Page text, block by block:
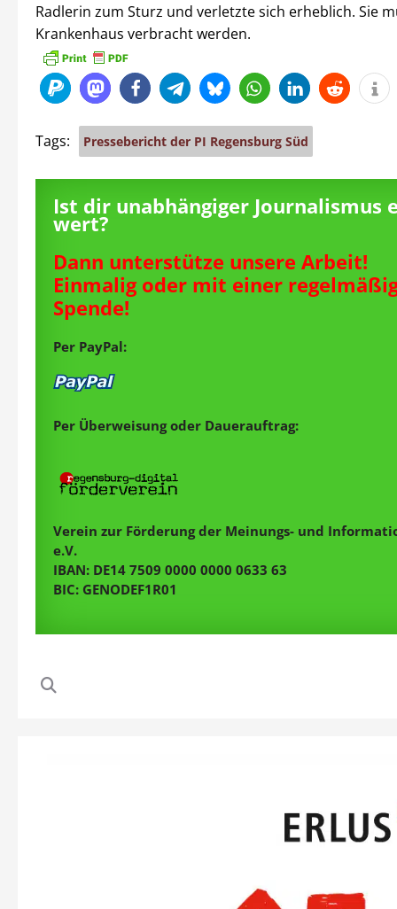
Radlerin zum Sturz und verletzte sich erheblich. Sie
Krankenhaus verbracht werden.
Tags: Pressebericht der PI Regensburg Süd
Ist dir unabhängiger Journalismus
wert?
Dann unterstütze unsere Arbeit!
Einmalig oder mit einer
Spende!
Per PayPal:
Per Überweisung oder Dauerauftrag:
Verein zur Förderung der Meinungs- und
e.V.
IBAN: DE14 7509 0000 0000 0633 63
BIC: GENODEF1R01